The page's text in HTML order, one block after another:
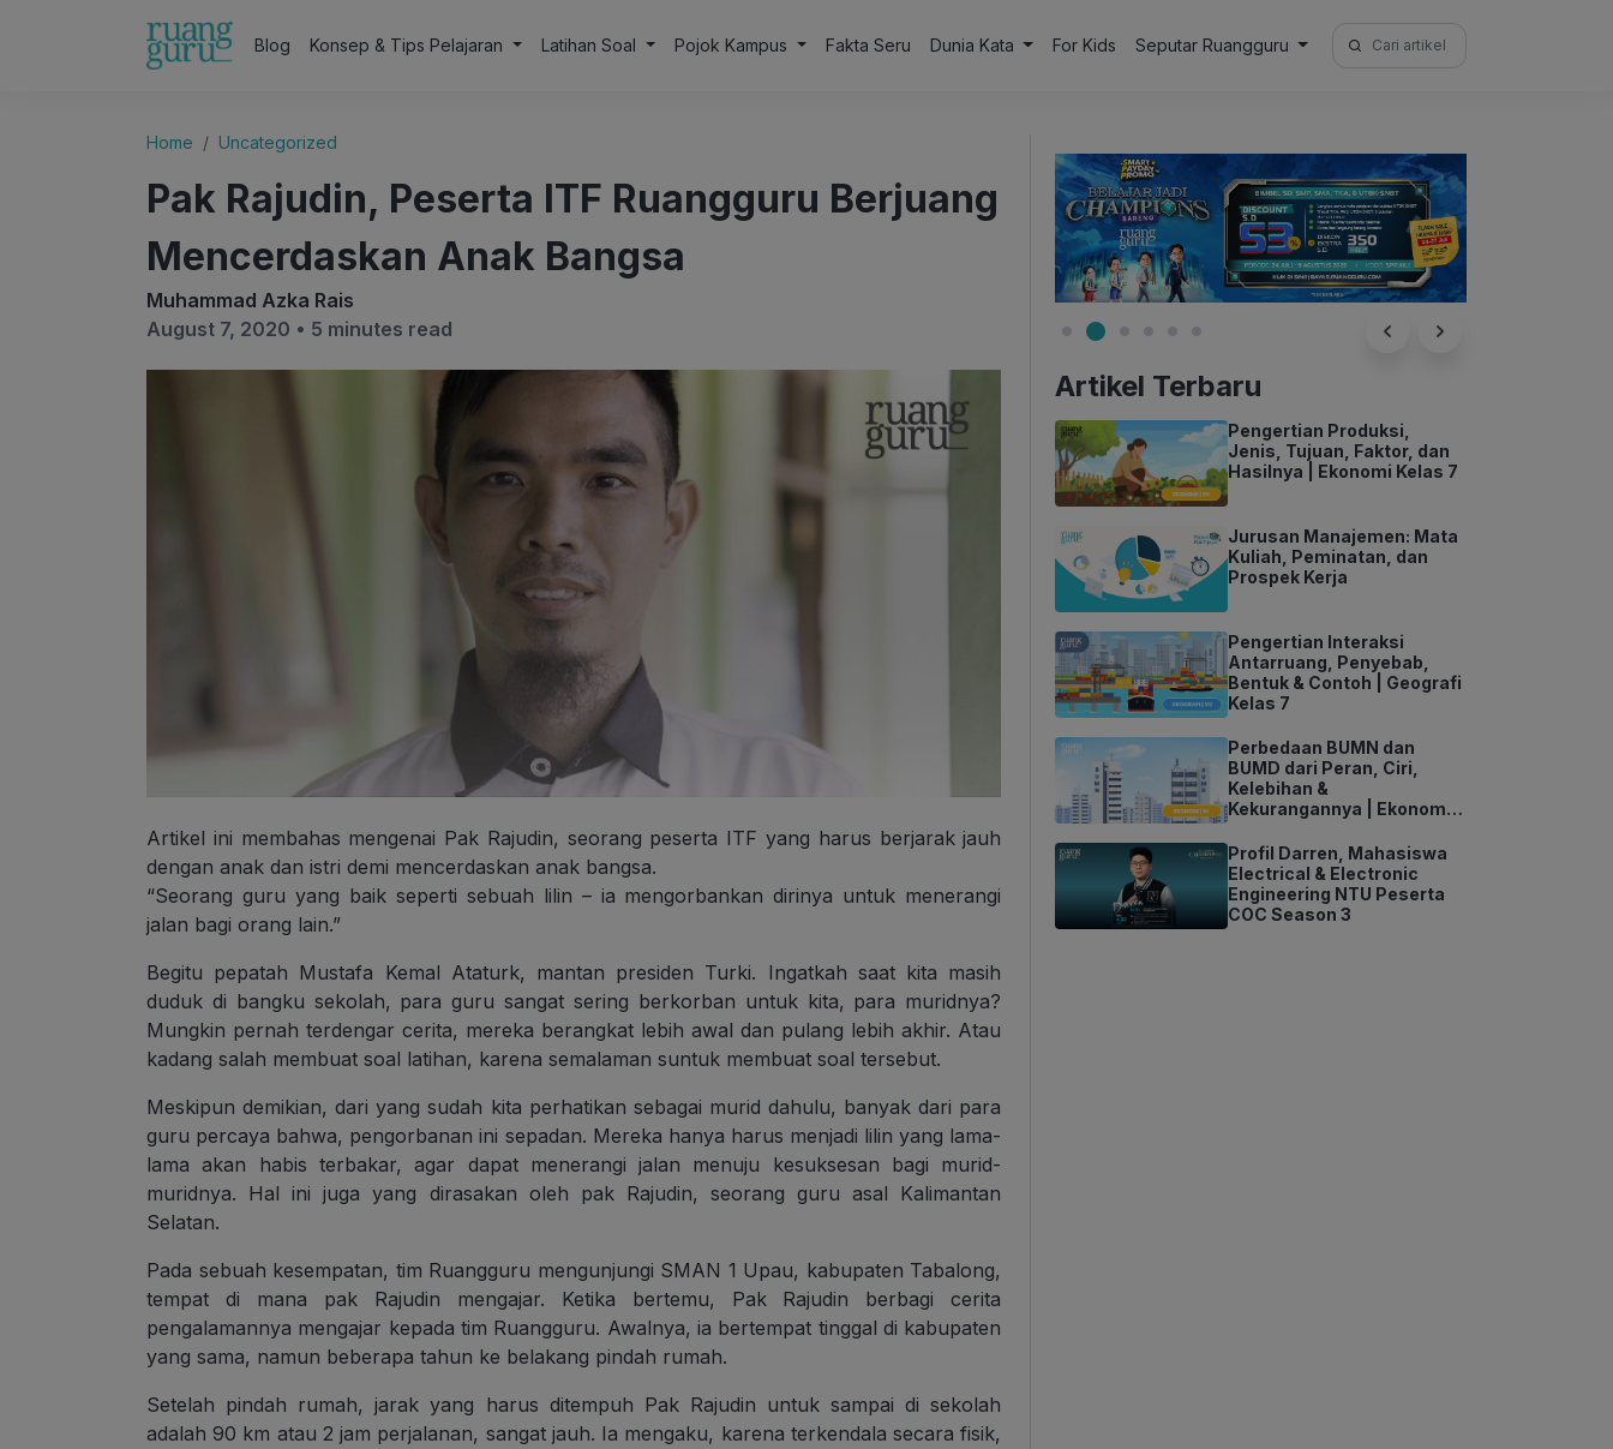
Blog Konsep & Tips Pelajaran Latihan Soal Pojok Kampus Fakta Seru Dunia Kata For Kids Seputar Ruangguru
Search
for:
Home Uncategorized
Pak Rajudin, Peserta ITF Ruangguru Berjuang
Mencerdaskan Anak Bangsa
Muhammad Azka Rais
August 7, 2020 • 5 minutes read
Artikel ini membahas mengenai Pak Rajudin, seorang peserta ITF yang harus berjarak jauh
dengan anak dan istri demi mencerdaskan anak bangsa.
“Seorang guru yang baik seperti sebuah lilin – ia mengorbankan dirinya untuk menerangi
jalan bagi orang lain.”
Begitu pepatah Mustafa Kemal Ataturk, mantan presiden Turki. Ingatkah saat kita masih
duduk di bangku sekolah, para guru sangat sering berkorban untuk kita, para muridnya?
Mungkin pernah terdengar cerita, mereka berangkat lebih awal dan pulang lebih akhir. Atau
kadang salah membuat soal latihan, karena semalaman suntuk membuat soal tersebut.
Meskipun demikian, dari yang sudah kita perhatikan sebagai murid dahulu, banyak dari para
guru percaya bahwa, pengorbanan ini sepadan. Mereka hanya harus menjadi lilin yang lama-
lama akan habis terbakar, agar dapat menerangi jalan menuju kesuksesan bagi murid-
muridnya. Hal ini juga yang dirasakan oleh pak Rajudin, seorang guru asal Kalimantan
Selatan.
Pada sebuah kesempatan, tim Ruangguru mengunjungi SMAN 1 Upau, kabupaten Tabalong,
tempat di mana pak Rajudin mengajar. Ketika bertemu, Pak Rajudin berbagi cerita
pengalamannya mengajar kepada tim Ruangguru. Awalnya, ia bertempat tinggal di kabupaten
yang sama, namun beberapa tahun ke belakang pindah rumah.
Setelah pindah rumah, jarak yang harus ditempuh Pak Rajudin untuk sampai di sekolah
adalah 90 km atau 2 jam perjalanan, sangat jauh. Ia mengaku, karena terkendala secara fisik,
Artikel Terbaru
Pengertian Produksi,
Jenis, Tujuan, Faktor, dan
Hasilnya | Ekonomi Kelas 7
Jurusan Manajemen: Mata
Kuliah, Peminatan, dan
Prospek Kerja
Pengertian Interaksi
Antarruang, Penyebab,
Bentuk & Contoh | Geografi
Kelas 7
Perbedaan BUMN dan
BUMD dari Peran, Ciri,
Kelebihan &
Kekurangannya | Ekonomi
Profil Darren, Mahasiswa
Electrical & Electronic
Engineering NTU Peserta
COC Season 3